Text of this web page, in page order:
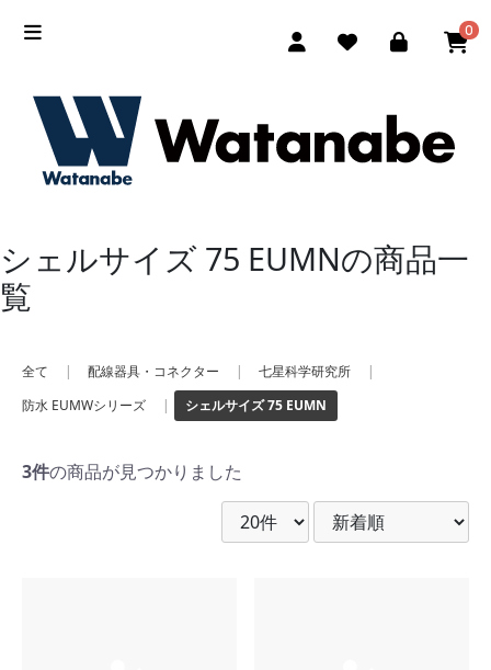
0
シェルサイズ 75 EUMNの商品一
覧
全て | 配線器具・コネクター | 七星科学研究所
|
防水 EUMWシリーズ
| シェルサイズ 75 EUMN
3件の商品が見つかりました